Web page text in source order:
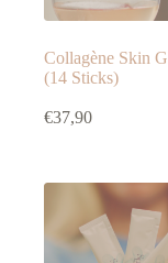
Collagène Skin
(14 Sticks)
€37,90